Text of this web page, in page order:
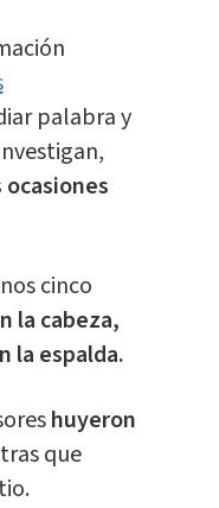
palabra y
cinco
la cabeza,
la espalda.
huyeron
que